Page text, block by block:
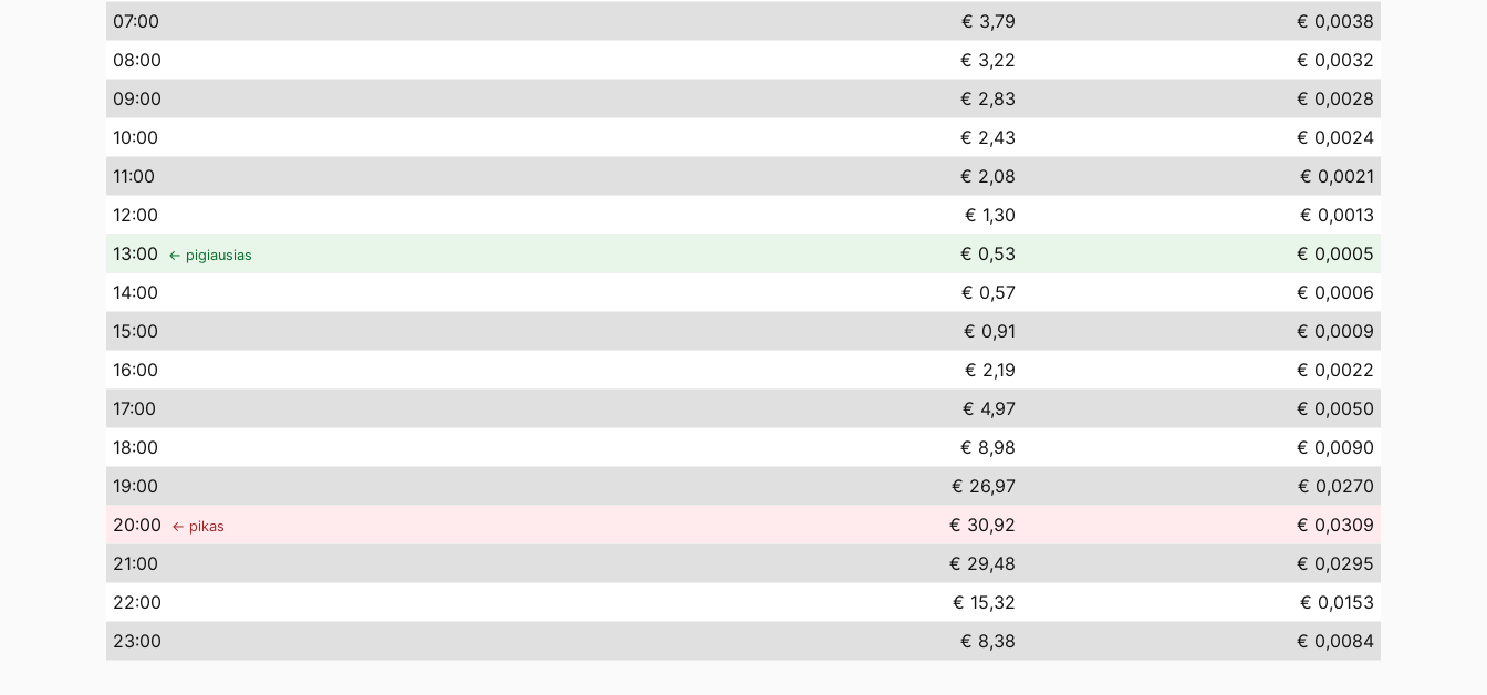
07:00 € 3,79
€ 0,0038
08:00 € 3,22
€ 0,0032
09:00 € 2,83
€ 0,0028
10:00 € 2,43
€ 0,0024
11:00 € 2,08
€ 0,0021
12:00 € 1,30
€ 0,0013
13:00 ← pigiausias € 0,53
€ 0,0005
14:00 € 0,57
€ 0,0006
15:00 € 0,91
€ 0,0009
16:00 € 2,19
€ 0,0022
17:00 € 4,97
€ 0,0050
18:00 € 8,98
€ 0,0090
19:00 € 26,97
€ 0,0270
20:00 ← pikas € 30,92
€ 0,0309
21:00 € 29,48
€ 0,0295
22:00 € 15,32
€ 0,0153
23:00 € 8,38 € 0,0084